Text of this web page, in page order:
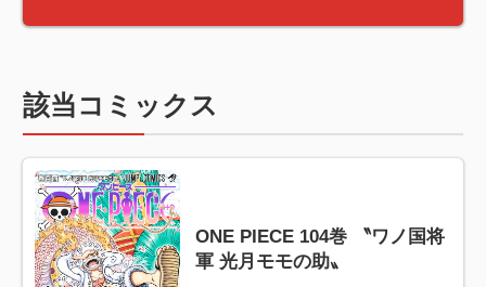
該当コミックス
ONE PIECE 104巻 〝ワノ国将
軍 光月モモの助〟